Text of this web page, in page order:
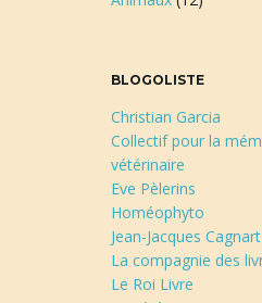
BLOGOLISTE
Christian Garcia
Collectif pour la
vétérinaire
Eve Pèlerins
Homéophyto
Jean-Jacques Cagnart
La compagnie des
Le Roi Livre